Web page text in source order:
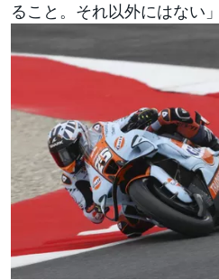
ること。それ以外にはない」